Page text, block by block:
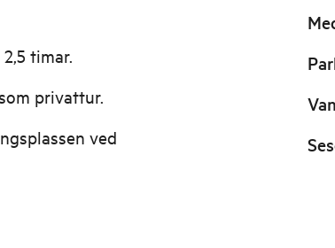
timar.
privattur.
ved